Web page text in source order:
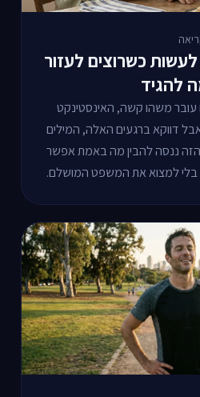
כשרוצים לעזור
להגיד
עובר משהו קשה, האינסטינקט
דווקא ברגעים האלה, המילים
ננסה להבין מה באמת אפשר
בלי למצוא את המשפט המושלם.